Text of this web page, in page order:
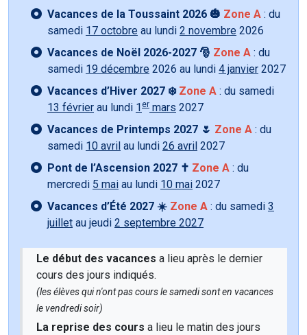
Vacances de la Toussaint 2026 🎃 Zone A : du
samedi 17 octobre au lundi 2 novembre 2026
Vacances de Noël 2026-2027 🎅 Zone A : du
samedi 19 décembre 2026 au lundi 4 janvier 2027
Vacances d’Hiver 2027 ❄️ Zone A : du samedi
13 février au lundi 1 er mars 2027
Vacances de Printemps 2027 🌷 Zone A : du
samedi 10 avril au lundi 26 avril 2027
Pont de l’Ascension 2027 ✝️ Zone A : du
mercredi 5 mai au lundi 10 mai 2027
Vacances d’Été 2027 ☀️ Zone A : du samedi 3
juillet au jeudi 2 septembre 2027
Le début des vacances a lieu après le dernier
cours des jours indiqués.
(les élèves qui n'ont pas cours le samedi sont en vacances
le vendredi soir)
La reprise des cours a lieu le matin des jours